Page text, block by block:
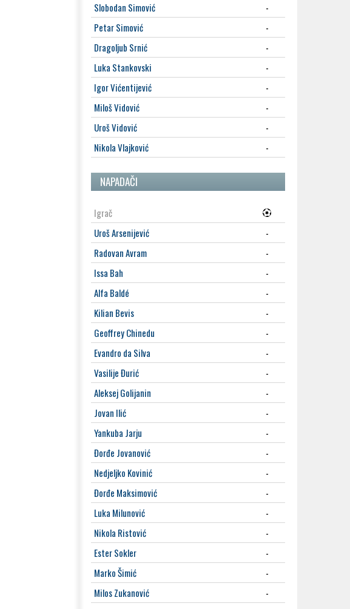
Slobodan Simović
-
Petar Simović
-
Dragoljub Srnić
-
Luka Stankovski
-
Igor Vićentijević
-
Miloš Vidović
-
Uroš Vidović
-
Nikola Vlajković
-
NAPADAČI
Igrač
Uroš Arsenijević
-
Radovan Avram
-
Issa Bah
-
Alfa Baldé
-
Kilian Bevis
-
Geoffrey Chinedu
-
Evandro da Silva
-
Vasilije Đurić
-
Aleksej Golijanin
-
Jovan Ilić
-
Yankuba Jarju
-
Đorđe Jovanović
-
Nedjeljko Kovinić
-
Đorđe Maksimović
-
Luka Milunović
-
Nikola Ristović
-
Ester Sokler
-
Marko Šimić
-
Milos Zukanović
-